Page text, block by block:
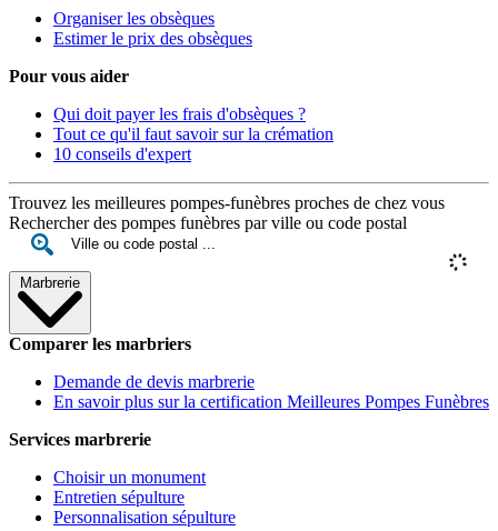
Organiser les obsèques
Estimer le prix des obsèques
Pour vous aider
Qui doit payer les frais d'obsèques ?
Tout ce qu'il faut savoir sur la crémation
10 conseils d'expert
Trouvez les meilleures pompes-funèbres proches de chez vous
Rechercher des pompes funèbres par ville ou code postal
Marbrerie
Comparer les marbriers
Demande de devis marbrerie
En savoir plus sur la certification Meilleures Pompes Funèbres
Services marbrerie
Choisir un monument
Entretien sépulture
Personnalisation sépulture